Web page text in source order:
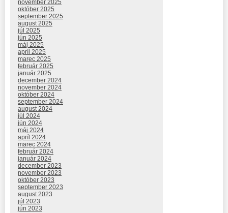
november 2025
október 2025
september 2025
august 2025
júl 2025
jún 2025
máj 2025
apríl 2025
marec 2025
február 2025
január 2025
december 2024
november 2024
október 2024
september 2024
august 2024
júl 2024
jún 2024
máj 2024
apríl 2024
marec 2024
február 2024
január 2024
december 2023
november 2023
október 2023
september 2023
august 2023
júl 2023
jún 2023